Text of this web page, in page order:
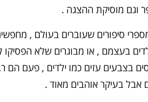
וגם מוסיקת ההצגה .
סיפורים שעוברים בעולם ,
בעצמם , או מבוגרים שלא הפסיקו
בצבעים עזים כמו ילדים , פעם
אבל בעיקר אוהבים מאוד .